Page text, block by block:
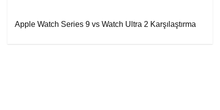
Apple Watch Series 9 vs Watch Ultra 2 Karşılaştırma